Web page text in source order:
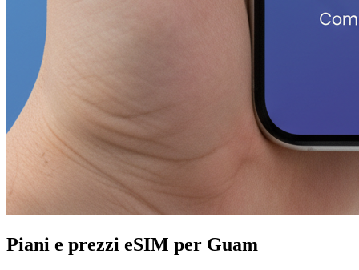
Piani e prezzi eSIM per Guam